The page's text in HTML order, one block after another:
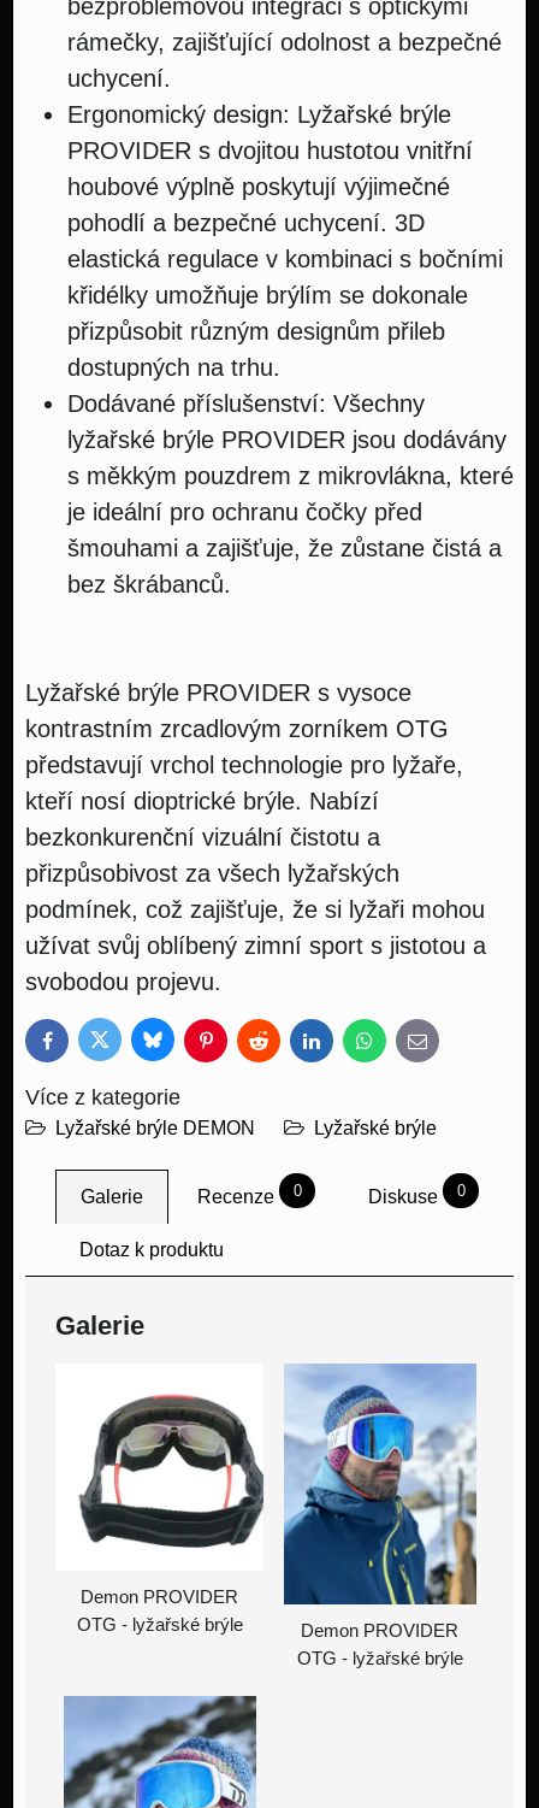
bezproblémovou integraci s optickými
rámečky, zajišťující odolnost a bezpečné
uchycení.
Ergonomický design: Lyžařské brýle
PROVIDER s dvojitou hustotou vnitřní
houbové výplně poskytují výjimečné
pohodlí a bezpečné uchycení. 3D
elastická regulace v kombinaci s bočními
křidélky umožňuje brýlím se dokonale
přizpůsobit různým designům přileb
dostupných na trhu.
Dodávané příslušenství: Všechny
lyžařské brýle PROVIDER jsou dodávány
s měkkým pouzdrem z mikrovlákna, které
je ideální pro ochranu čočky před
šmouhami a zajišťuje, že zůstane čistá a
bez škrábanců.
Lyžařské brýle PROVIDER s vysoce
kontrastním zrcadlovým zorníkem OTG
představují vrchol technologie pro lyžaře,
kteří nosí dioptrické brýle. Nabízí
bezkonkurenční vizuální čistotu a
přizpůsobivost za všech lyžařských
podmínek, což zajišťuje, že si lyžaři mohou
užívat svůj oblíbený zimní sport s jistotou a
svobodou projevu.
FacebookTwitter BlueskyPinterestReddit LinkedInWhatsApp
E-
mail
Více z kategorie
Lyžařské brýle DEMON Lyžařské brýle
Galerie Recenze 0 Diskuse 0
Dotaz k produktu
Galerie
Demon PROVIDER
OTG - lyžařské brýle
Demon PROVIDER
OTG - lyžařské brýle